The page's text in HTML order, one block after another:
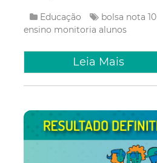
Educação bolsa nota 10
ensino monitoria alunos
Leia Mais